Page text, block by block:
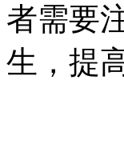
者需要
生，提